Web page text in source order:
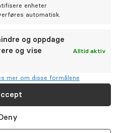
enheter
automatisk.
og oppdage
og vise
Alltid aktiv
mer om disse formålene
Deny
to ganger om dagen,
Ekstra med fluor i
kariesfrekvens, og
tannlegesjekk,
med profesjonell
Da
En sunn munn er